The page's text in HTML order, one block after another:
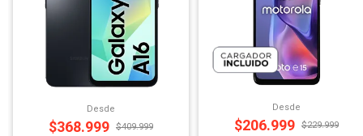
Desde
$368.999 $409.999
Desde
$206.999 $229.999